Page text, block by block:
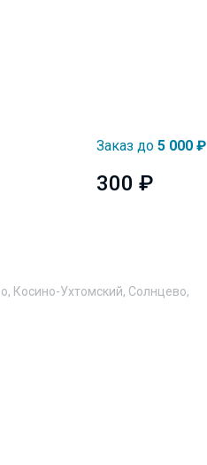
Заказ до 5 000 ₽
300 ₽
Косино-Ухтомский, Солнцево,